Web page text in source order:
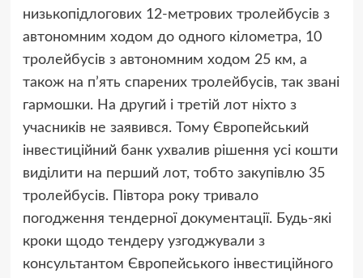
низькопідлогових 12-метрових тролейбусів з
автономним ходом до одного кілометра, 10
тролейбусів з автономним ходом 25 км, а
також на п’ять спарених тролейбусів, так звані
гармошки. На другий і третій лот ніхто з
учасників не заявився. Тому Європейський
інвестиційний банк ухвалив рішення усі кошти
виділити на перший лот, тобто закупівлю 35
тролейбусів. Півтора року тривало
погодження тендерної документації. Будь-які
кроки щодо тендеру узгоджували з
консультантом Європейського інвестиційного